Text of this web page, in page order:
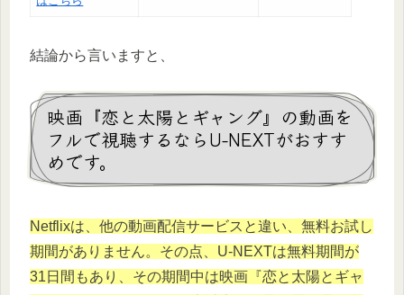
結論から言いますと、
映画『恋と太陽とギャング』の動画を
フルで視聴するならU-NEXTがおすす
めです。
Netflixは、他の動画配信サービスと違い、無料お試し
期間がありません。その点、U-NEXTは無料期間が
31日間もあり、その期間中は映画『恋と太陽とギャ